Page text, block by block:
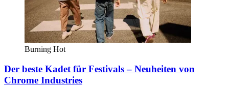
Burning Hot
Der beste Kadet für Festivals – Neuheiten von
Chrome Industries